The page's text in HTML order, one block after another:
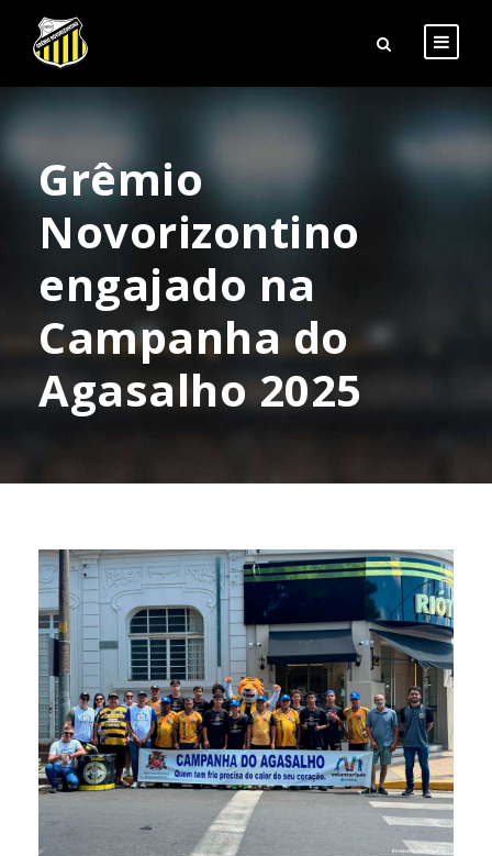
Grêmio
Novorizontino
engajado na
Campanha do
Agasalho 2025